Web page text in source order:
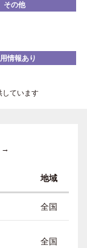
その他
情報あり
ています
→
地域
全国
全国